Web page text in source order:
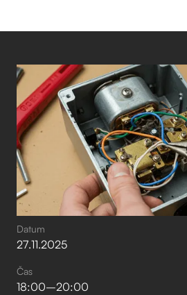
Datum
27.11.2025
Čas
18:00–⁠20:00